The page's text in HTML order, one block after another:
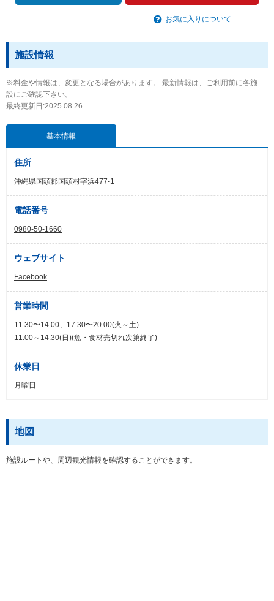
お気に入りについて
施設情報
※料金や情報は、変更となる場合があります。 最新情報は、ご利用前に各施
設にご確認下さい。
最終更新日:2025.08.26
基本情報
住所
沖縄県国頭郡国頭村字浜477-1
電話番号
0980-50-1660
ウェブサイト
Facebook
営業時間
11:30〜14:00、17:30〜20:00(火～土)
11:00～14:30(日)(魚・食材売切れ次第終了)
休業日
月曜日
地図
施設ルートや、周辺観光情報を確認することができます。